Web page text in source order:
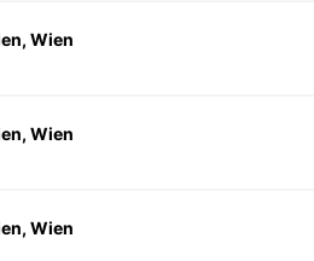
Wien
Wien
Wien